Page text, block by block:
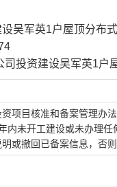
吴军英1户屋顶分布
投资建设吴军英1户
项目核准和备案管理办
内未开工建设或未办理
或撤回已备案信息，否